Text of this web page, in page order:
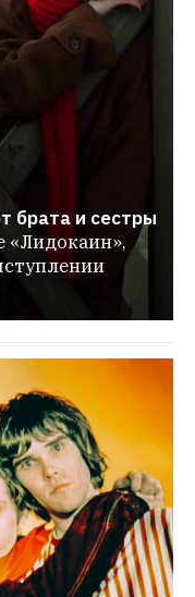
брата и сестры
«Лидокаин»,